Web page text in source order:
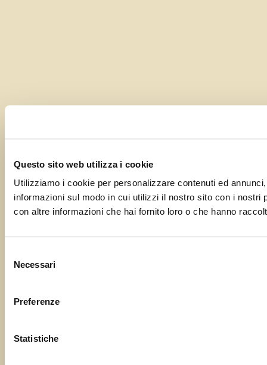
Questo sito web utilizza i cookie
Utilizziamo i cookie per personalizzare contenuti ed
informazioni sul modo in cui utilizzi il nostro sito con i nostri
con altre informazioni che hai fornito loro o che hanno
delNecessari
Preferenze
Statistiche